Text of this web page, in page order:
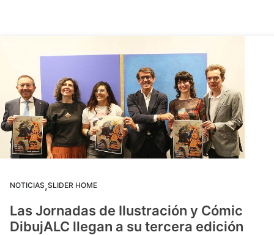
NOTICIAS,SLIDER HOME
Las Jornadas de Ilustración y Cómic
DibujALC llegan a su tercera edición